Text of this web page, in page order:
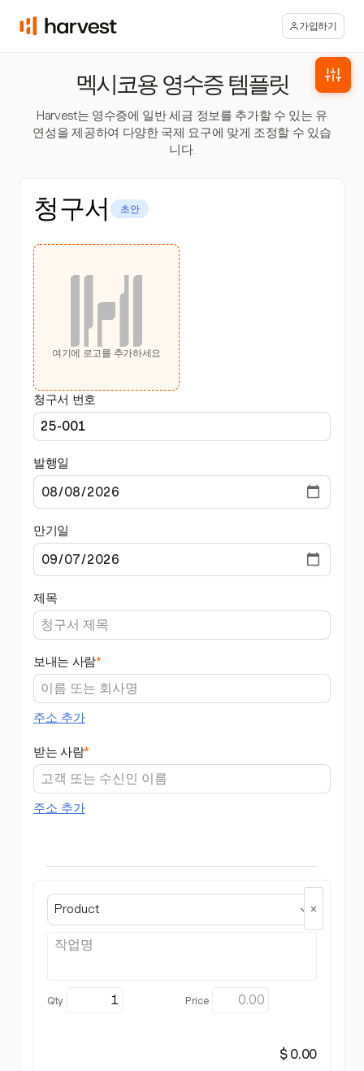
가입하기
멕시코용 영수증 템플릿
Harvest는 영수증에 일반 세금 정보를 추가할 수 있는 유
연성을 제공하여 다양한 국제 요구에 맞게 조정할 수 있습
니다.
청구서 초안
여기에 로고를 추가하세요
청구서 번호
발행일
만기일
제목
보내는 사람*
주소 추가
받는 사람*
주소 추가
Product
$ 0.00